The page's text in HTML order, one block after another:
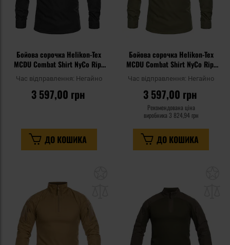
Бойова сорочка Helikon-Tex
MCDU Combat Shirt NyCo Rip-
Stop - Black
Час відправлення: Негайно
3 597,00 грн
ДО КОШИКА
Бойова сорочка Helikon-Tex
MCDU Combat Shirt NyCo Rip-
Stop - Olive Green
Час відправлення: Негайно
3 597,00 грн
Рекомендована ціна
виробника 3 824,94 грн
ДО КОШИКА
уподобань